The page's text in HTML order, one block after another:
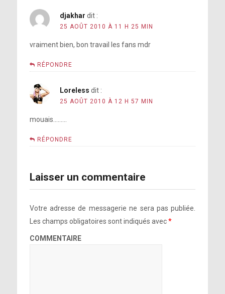
djakhar dit :
25 AOÛT 2010 À 11 H 25 MIN
vraiment bien, bon travail les fans mdr
RÉPONDRE
Loreless dit :
25 AOÛT 2010 À 12 H 57 MIN
mouais………
RÉPONDRE
Laisser un commentaire
Votre adresse de messagerie ne sera pas publiée.
Les champs obligatoires sont indiqués avec*
COMMENTAIRE